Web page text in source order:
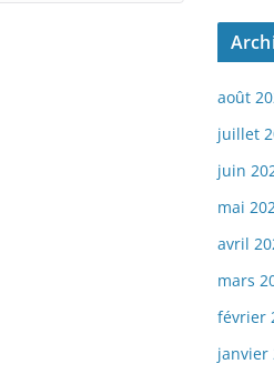
août
juillet
juin
mai
avril
mars
février
janvier